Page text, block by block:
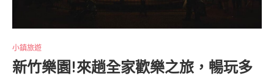
小鎮旅遊
新竹樂園!來趟全家歡樂之旅，暢玩多